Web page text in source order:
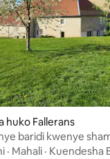
huko Fallerans
baridi kwenye
· Mahali · Kuendesha